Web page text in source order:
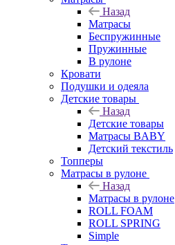
Назад
Матрасы
Беспружинные
Пружинные
В рулоне
Кровати
Подушки и одеяла
Детские товары
Назад
Детские товары
Матрасы BABY
Детский текстиль
Топперы
Матрасы в рулоне
Назад
Матрасы в рулоне
ROLL FOAM
ROLL SPRING
Simple